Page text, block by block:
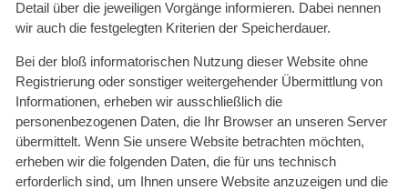
Detail über die jeweiligen Vorgänge informieren. Dabei nennen
wir auch die festgelegten Kriterien der Speicherdauer.
Bei der bloß informatorischen Nutzung dieser Website ohne
Registrierung oder sonstiger weitergehender Übermittlung von
Informationen, erheben wir ausschließlich die
personenbezogenen Daten, die Ihr Browser an unseren Server
übermittelt. Wenn Sie unsere Website betrachten möchten,
erheben wir die folgenden Daten, die für uns technisch
erforderlich sind, um Ihnen unsere Website anzuzeigen und die